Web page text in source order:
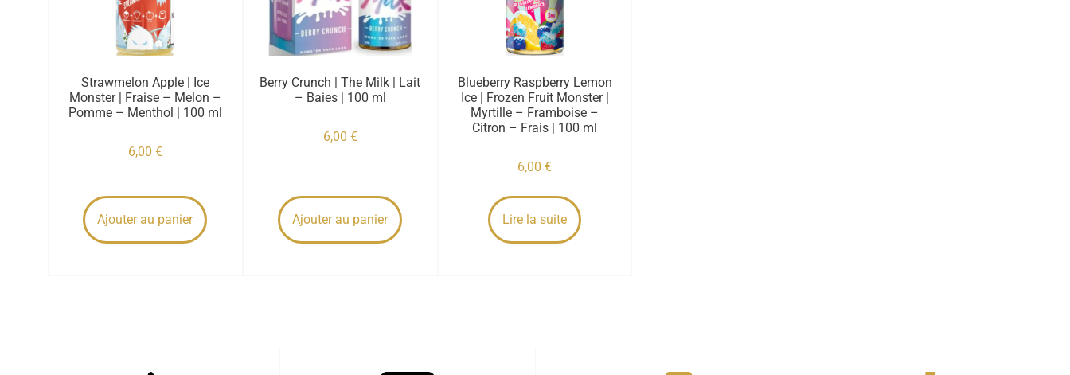
Strawmelon Apple | Ice
Monster | Fraise – Melon –
Pomme – Menthol | 100 ml
6,00 €
Ajouter au panier
Berry Crunch | The Milk | Lait
– Baies | 100 ml
6,00 €
Ajouter au panier
Blueberry Raspberry Lemon
Ice | Frozen Fruit Monster |
Myrtille – Framboise –
Citron – Frais | 100 ml
6,00€
Lire la suite